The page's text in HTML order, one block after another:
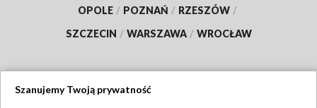
OPOLE / POZNAŃ / RZESZÓW /
SZCZECIN / WARSZAWA / WROCŁAW
Szanujemy Twoją prywatność